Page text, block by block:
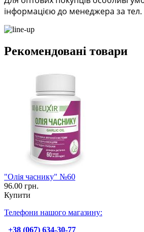
інформацією до менеджера за тел.
Рекомендовані товари
"Олія часнику" №60
96.00 грн.
Купити
Телефони нашого магазину:
+38 (067) 634-30-77